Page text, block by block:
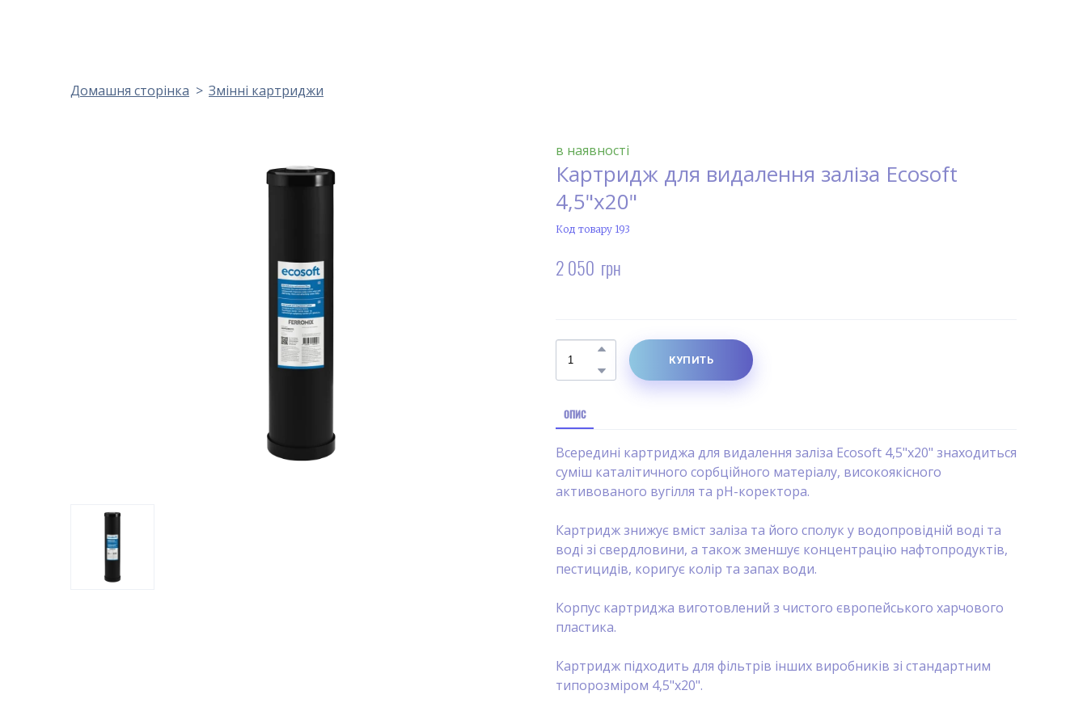
Домашня сторінка Змінні картриджи
в наявності
Картридж для видалення заліза Ecosoft
4,5"х20"
Код товару 193
2 050  грн
КУПИТЬ
ОПИС
Всередині картриджа для видалення заліза Ecosoft 4,5"х20" знаходиться
суміш каталітичного сорбційного матеріалу, високоякісного
активованого вугілля та рН-коректора.
Картридж знижує вміст заліза та його сполук у водопровідній воді та
воді зі свердловини, а також зменшує концентрацію нафтопродуктів,
пестицидів, коригує колір та запах води.
Корпус картриджа виготовлений з чистого європейського харчового
пластика.
Картридж підходить для фільтрів інших виробників зі стандартним
типорозміром 4,5"х20".